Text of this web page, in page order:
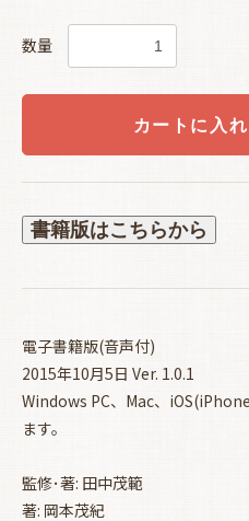
数量
カートに入れ
書籍版はこちらから
電子書籍版(音声付)
2015年10月5日 Ver. 1.0.1
Windows PC、Mac、
ます。
監修･著: 田中茂範
著: 岡本茂紀